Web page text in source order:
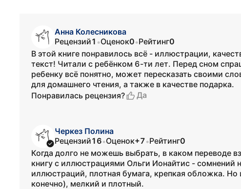
Анна Колесникова
Рецензий1 •Оценок0•Рейтинг0
В этой книге понравилось всё - иллюстрации,
текст! Читали с ребёнком 6-ти лет. Перед сном
ребенку всё понятно, может пересказать своими
для домашнего чтения, а также в качестве подарка.
Понравилась рецензия?
Да
Черкез Полина
Рецензий16•Оценок+7•Рейтинг0
Когда долго не можешь выбрать, в каком переводе
книгу с иллюстрациями Ольги Ионайтис - сомнений
иллюстраций, плотная бумага, крепкая обложка.
конечно), мелкий и плотный.